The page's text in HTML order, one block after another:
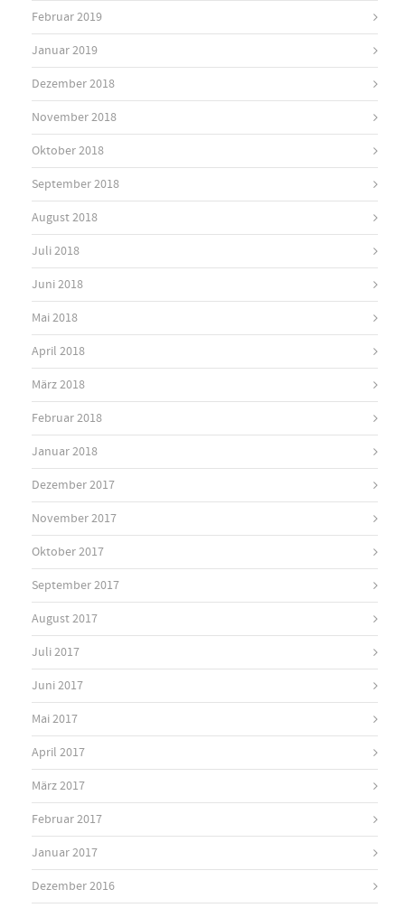
Februar 2019
Januar 2019
Dezember 2018
November 2018
Oktober 2018
September 2018
August 2018
Juli 2018
Juni 2018
Mai 2018
April 2018
März 2018
Februar 2018
Januar 2018
Dezember 2017
November 2017
Oktober 2017
September 2017
August 2017
Juli 2017
Juni 2017
Mai 2017
April 2017
März 2017
Februar 2017
Januar 2017
Dezember 2016